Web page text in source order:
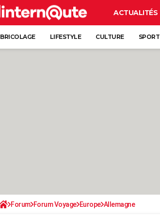
ACTUALITÉS
BRICOLAGE LIFESTYLE CULTURE SPORT
Forum Forum Voyage Europe Allemagne